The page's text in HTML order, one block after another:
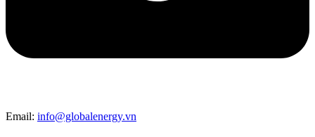
Email: info@globalenergy.vn